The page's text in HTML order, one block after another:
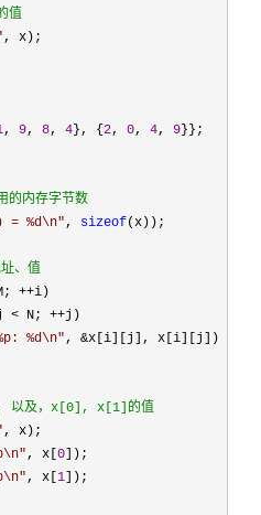
值
, 9, 8, 4 }, { 2, 0, 4, 9
的内存字节数
= %d\n", sizeof
、值
++
N; ++
%d\n", &
以及，x[0], x[1]的值
", x[ 0
", x[ 1